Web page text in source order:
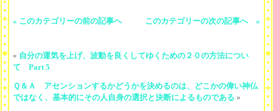
« このカテゴリーの前の記事へ このカテゴリーの次の記事へ »
« 自分の運気を上げ、波動を良くしてゆくための２０の方法につい
て Part 5
Ｑ＆Ａ アセンションするかどうかを決めるのは、どこかの偉い神仏
ではなく、基本的にその人自身の選択と決断によるものである »